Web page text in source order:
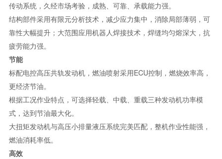
传动系统，久经市场考验，成熟、可靠、承载能力强。
结构部件采用有限元分析技术，减少应力集中，消除局部薄弱，可
靠性大幅提升；大范围应用机器人焊接技术，焊缝均匀熔深大，抗
疲劳能力强。
节能
标配电控高压共轨发动机，燃油喷射采用ECU控制，燃烧效率高，
更经济节油。
根据工况作业特点，可选择轻载、中载、重载三种发动机功率模
式，达到节油最大化。
大扭矩发动机与高压小排量液压系统完美匹配，整机作业性能强，
燃油消耗率低。
高效